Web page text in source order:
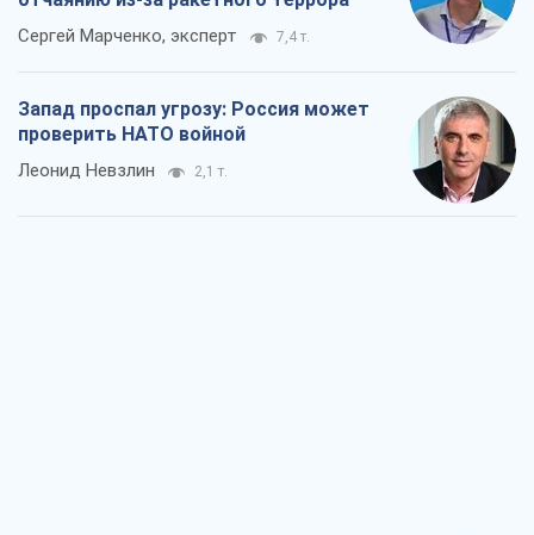
Сергей Марченко, эксперт 7,4 т.
Запад проспал угрозу: Россия может
проверить НАТО войной
Леонид Невзлин 2,1 т.